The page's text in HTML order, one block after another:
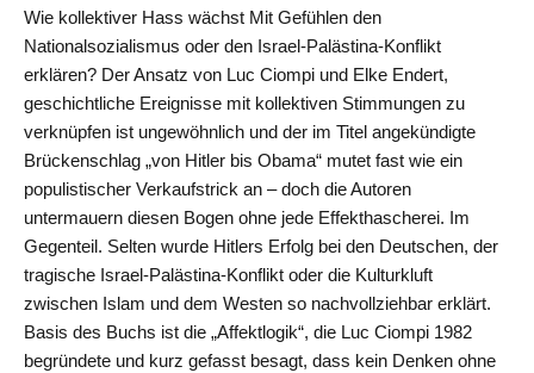
Wie kollektiver Hass wächst Mit Gefühlen den
Nationalsozialismus oder den Israel-Palästina-Konflikt
erklären? Der Ansatz von Luc Ciompi und Elke Endert,
geschichtliche Ereignisse mit kollektiven Stimmungen zu
verknüpfen ist ungewöhnlich und der im Titel angekündigte
Brückenschlag „von Hitler bis Obama“ mutet fast wie ein
populistischer Verkaufstrick an – doch die Autoren
untermauern diesen Bogen ohne jede Effekthascherei. Im
Gegenteil. Selten wurde Hitlers Erfolg bei den Deutschen, der
tragische Israel-Palästina-Konflikt oder die Kulturkluft
zwischen Islam und dem Westen so nachvollziehbar erklärt.
Basis des Buchs ist die „Affektlogik“, die Luc Ciompi 1982
begründete und kurz gefasst besagt, dass kein Denken ohne